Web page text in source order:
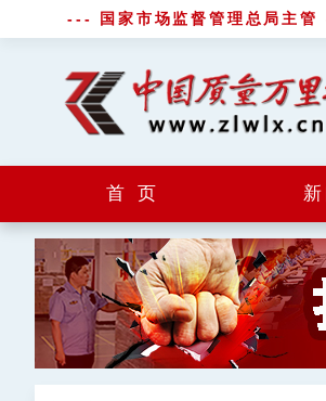
--- 国家市场监督管理总局主
首 页